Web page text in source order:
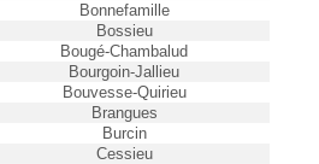
Bonnefamille
Bossieu
Bougé-Chambalud
Bourgoin-Jallieu
Bouvesse-Quirieu
Brangues
Burcin
Cessieu